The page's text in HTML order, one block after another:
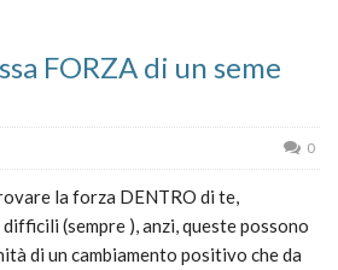
FORZA di un seme
0
la forza DENTRO di te,
(sempre ), anzi, queste possono
di un cambiamento positivo che da